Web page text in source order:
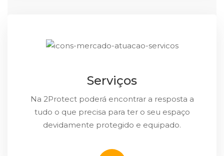
Serviços
Na 2Protect poderá encontrar a resposta a
tudo o que precisa para ter o seu espaço
devidamente protegido e equipado.